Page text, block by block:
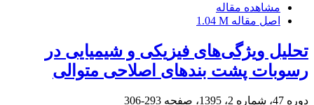
مشاهده مقاله
اصل مقاله 1.04 M
تحلیل ویژگی‌های فیزیکی و شیمیایی در
رسوبات پشت بندهای اصلاحی متوالی
دوره 47، شماره 2، 1395، صفحه 293-306